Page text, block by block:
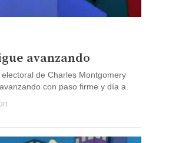
avanzando
de Charles Montgomery
con paso firme y día a.